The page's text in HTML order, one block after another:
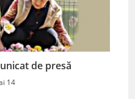
de presă
14